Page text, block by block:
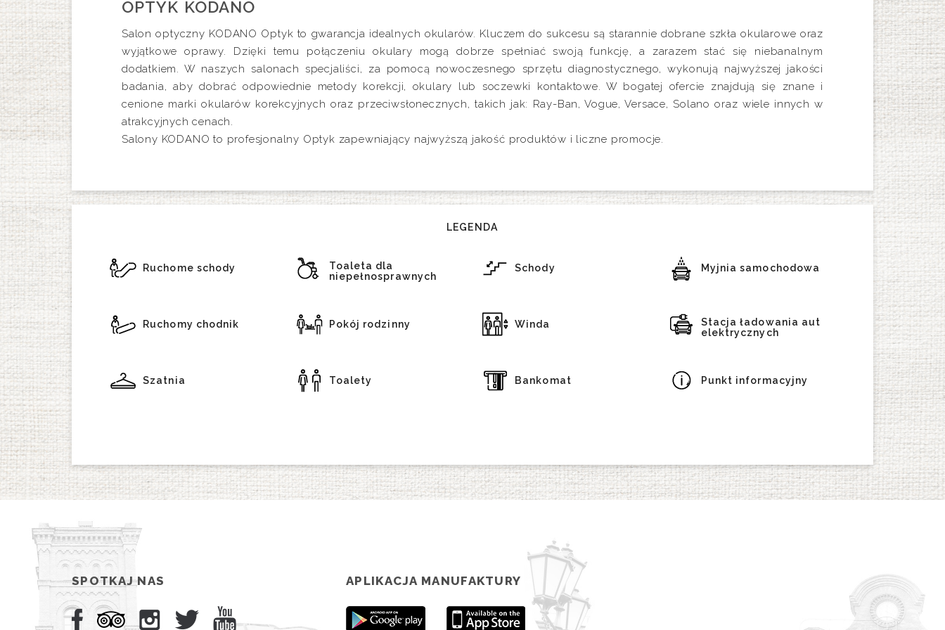
OPTYK KODANO
Salon optyczny KODANO Optyk to gwarancja idealnych okularów. Kluczem do sukcesu są starannie dobrane szkła okularowe oraz
wyjątkowe oprawy. Dzięki temu połączeniu okulary mogą dobrze spełniać swoją funkcję, a zarazem stać się niebanalnym
dodatkiem. W naszych salonach specjaliści, za pomocą nowoczesnego sprzętu diagnostycznego, wykonują najwyższej jakości
badania, aby dobrać odpowiednie metody korekcji, okulary lub soczewki kontaktowe. W bogatej ofercie znajdują się znane i
cenione marki okularów korekcyjnych oraz przeciwsłonecznych, takich jak: Ray-Ban, Vogue, Versace, Solano oraz wiele innych w
atrakcyjnych cenach.
Salony KODANO to profesjonalny Optyk zapewniający najwyższą jakość produktów i liczne promocje.
LEGENDA
Ruchome schody
Toaleta dla
niepełnosprawnych
Schody Myjnia samochodowa
Ruchomy chodnik Pokój rodzinny Winda
Stacja ładowania aut
elektrycznych
Szatnia Toalety Bankomat Punkt informacyjny
SPOTKAJ NAS APLIKACJA MANUFAKTURY